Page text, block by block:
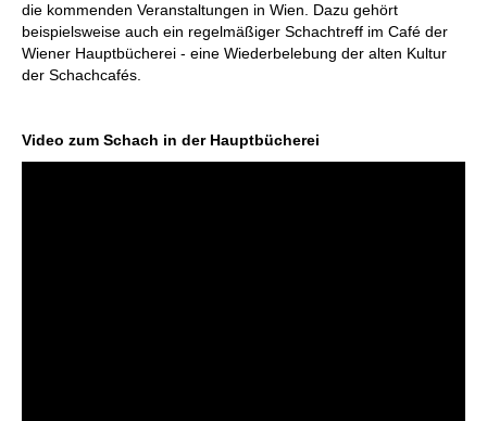
die kommenden Veranstaltungen in Wien. Dazu gehört
beispielsweise auch ein regelmäßiger Schachtreff im Café der
Wiener Hauptbücherei - eine Wiederbelebung der alten Kultur
der Schachcafés.
Video zum Schach in der Hauptbücherei